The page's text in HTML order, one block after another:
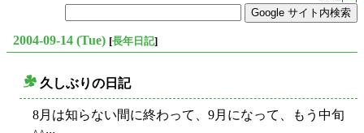
2004-09-14 (Tue) [長年日記]
久しぶりの日記
8月は知らない間に終わって、9月になって、もう中旬